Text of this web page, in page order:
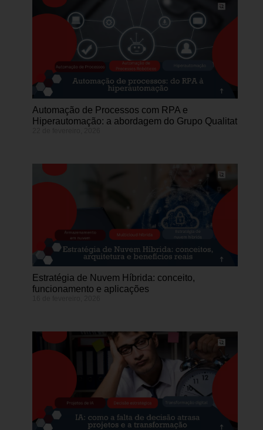
Automação de Processos com RPA e
Hiperautomação: a abordagem do Grupo Qualitat
Estratégia de Nuvem Híbrida: conceito,
funcionamento e aplicações